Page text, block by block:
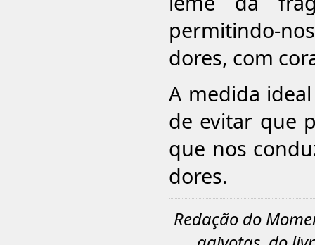
permitindo-
dores, com
A medida
de evitar que
que nos
dores.
Redação do